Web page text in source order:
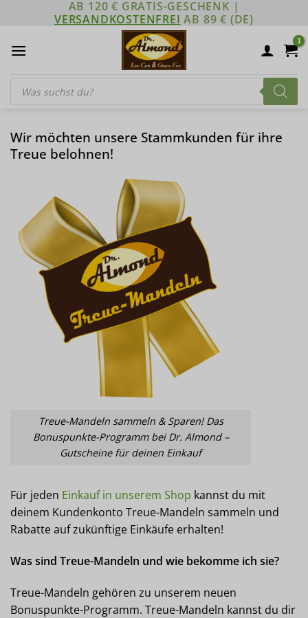
AB 120 € GRATIS-GESCHENK |
VERSANDKOSTENFREI AB 89 € (DE)
Products
search
Wir möchten unsere Stammkunden für ihre
Treue belohnen!
Treue-Mandeln sammeln & Sparen! Das
Bonuspunkte-Programm bei Dr. Almond –
Gutscheine für deinen Einkauf
Für jeden Einkauf in unserem Shop kannst du mit
deinem Kundenkonto Treue-Mandeln sammeln und
Rabatte auf zukünftige Einkäufe erhalten!
Was sind Treue-Mandeln und wie bekomme ich sie?
Treue-Mandeln gehören zu unserem neuen
Bonuspunkte-Programm. Treue-Mandeln kannst du dir